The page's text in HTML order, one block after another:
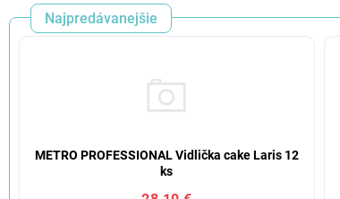
Najpredávanejšie
METRO PROFESSIONAL Vidlička cake Laris 12
ks